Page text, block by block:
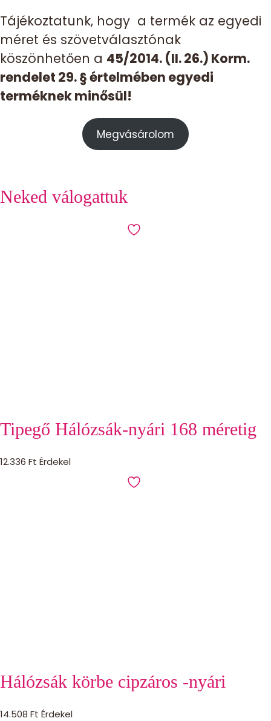
Tájékoztatunk, hogy a termék az egyedi
méret és szövetválasztónak
köszönhetően a 45/2014. (II. 26.) Korm.
rendelet 29. § értelmében egyedi
terméknek minősül!
Megvásárolom
Neked válogattuk
Tipegő Hálózsák-nyári 168 méretig
12.336 Ft Érdekel
Hálózsák körbe cipzáros -nyári
14.508 Ft Érdekel